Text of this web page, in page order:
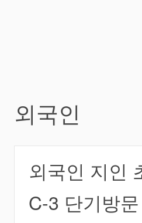
외국인
외국인 지인
C-3 단기방